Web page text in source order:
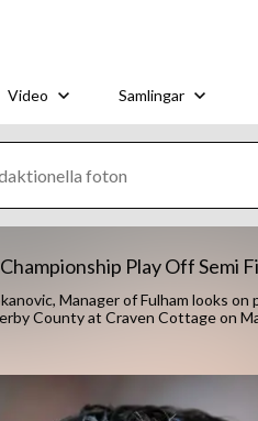
Video Samlingar
Play Off Semi
Manager of Fulham looks
County at Craven Cottage on